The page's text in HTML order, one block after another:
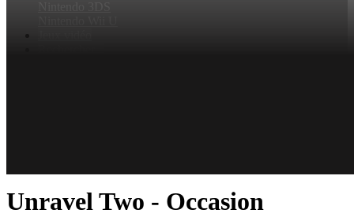
Unravel Two - Occasion